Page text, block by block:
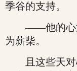
季谷的支持。
——他的心流
为薪柴。
且这些天对